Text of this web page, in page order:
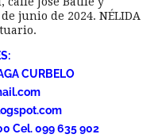
junio de 2024. NÉLIDA
CURBELO
Cel. 099 635 902